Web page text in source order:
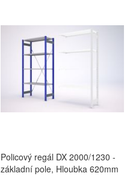
POROVNÁNÍ
Policový regál DX 2000/1230 -
základní pole, Hloubka 620mm